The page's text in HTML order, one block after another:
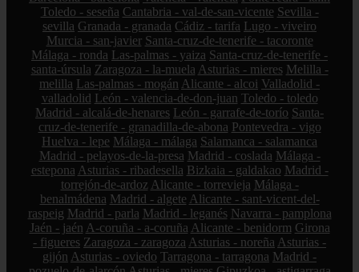
Toledo - seseña Cantabria - val-de-san-vicente Sevilla -
sevilla Granada - granada Cádiz - tarifa Lugo - viveiro
Murcia - san-javier Santa-cruz-de-tenerife - tacoronte
Málaga - ronda Las-palmas - yaiza Santa-cruz-de-tenerife -
santa-úrsula Zaragoza - la-muela Asturias - mieres Melilla -
melilla Las-palmas - mogán Alicante - alcoi Valladolid -
valladolid León - valencia-de-don-juan Toledo - toledo
Madrid - alcalá-de-henares León - garrafe-de-torío Santa-
cruz-de-tenerife - granadilla-de-abona Pontevedra - vigo
Huelva - lepe Málaga - málaga Salamanca - salamanca
Madrid - pelayos-de-la-presa Madrid - coslada Málaga -
estepona Asturias - ribadesella Bizkaia - galdakao Madrid -
torrejón-de-ardoz Alicante - torrevieja Málaga -
benalmádena Madrid - algete Alicante - sant-vicent-del-
raspeig Madrid - parla Madrid - leganés Navarra - pamplona
Jaén - jaén A-coruña - a-coruña Alicante - benidorm Girona
- figueres Zaragoza - zaragoza Asturias - noreña Asturias -
gijón Asturias - oviedo Tarragona - tarragona Madrid -